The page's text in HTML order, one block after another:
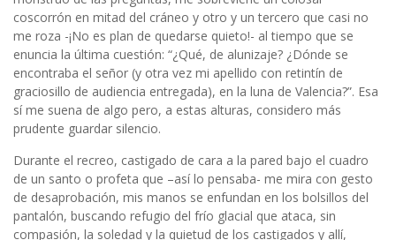
coscorrón en mitad del cráneo y otro y un tercero que casi no
me roza -¡No es plan de quedarse quieto!- al tiempo que se
enuncia la última cuestión: “¿Qué, de alunizaje? ¿Dónde se
encontraba el señor (y otra vez mi apellido con retintín de
graciosillo de audiencia entregada), en la luna de Valencia?”. Esa
sí me suena de algo pero, a estas alturas, considero más
prudente guardar silencio.
Durante el recreo, castigado de cara a la pared bajo el cuadro
de un santo o profeta que –así lo pensaba- me mira con gesto
de desaprobación, mis manos se enfundan en los bolsillos del
pantalón, buscando refugio del frío glacial que ataca, sin
compasión, la soledad y la quietud de los castigados y allí,